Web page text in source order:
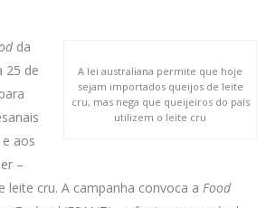
A lei australiana permite que hoje
sejam importados queijos de leite
cru, mas nega que queijeiros do país
utilizem o leite cru
da
25 de
aos
–
leite cru. A campanha convoca a Food